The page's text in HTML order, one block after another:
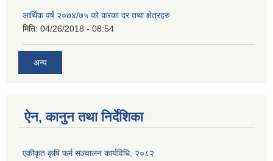
आर्थिक वर्ष २०७४/७५ को करका दर तथा क्षेत्रहरु
मिति: 04/26/2018 - 08:54
अन्य
ऐन, कानुन तथा निर्देशिका
एकीकृत कृषि फर्म सञ्चालन कार्यविधि, २०८२